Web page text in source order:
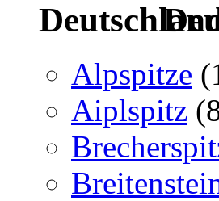
Alpspitze
Aiplspitz